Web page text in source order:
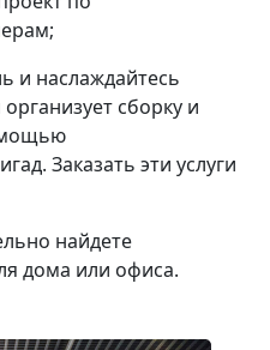
и наслаждайтесь
сборку и
Заказать эти услуги
найдете
дома или офиса.